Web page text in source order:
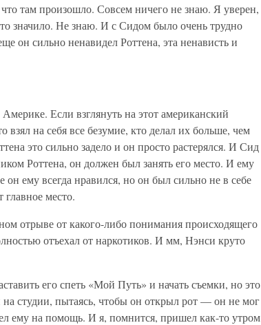
там произошло. Совсем ничего не знаю. Я уверен,
значило. Не знаю. И с Сидом было очень трудно
он сильно ненавидел Роттена, эта ненависть и
Если взглянуть на этот американский
на себя все безумие, кто делал их больше, чем
это сильно задело и он просто растерялся. И Сид
Роттена, он должен был занять его место. И ему
ему всегда нравился, но он был сильно не в себе
главное место.
отрыве от какого-либо понимания происходящего
отъехал от наркотиков. И мм, Нэнси круто
его спеть «Мой Путь» и начать съемки, но это
студии, пытаясь, чтобы он открыл рот — он не мог
ему на помощь. И я, помнится, пришел как-то утром